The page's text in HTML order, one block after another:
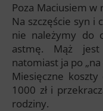
Poza Maciusiem w
Na szczęście syn i
nie należymy do
astmę. Mąż
natomiast ja po
Miesięczne
1000 zł i
rodziny.